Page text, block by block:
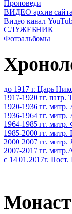
Проповеди
ВИДЕО архив сайта
Видео канал
СЛУЖЕБНИК
Фотоальбомы
до 1917 г. Царь
1917-1920 гг. патр.
1920-1936 гг. митр.
1936-1964 гг. митр.
1964-1985 гг. митр.
1985-2000 гг. митр.
2000-2007 гг. митр.
2007-2017 гг.
с 14.01.2017г.